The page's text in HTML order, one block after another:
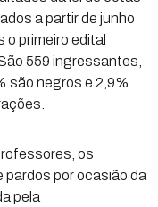
a partir de junho
primeiro edital
559 ingressantes,
são negros e 2,9%
os
por ocasião da
pela